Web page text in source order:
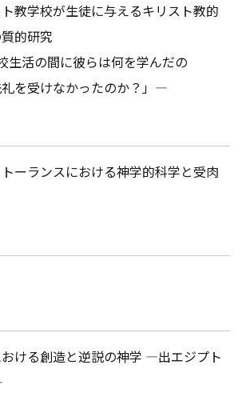
教学校が生徒に与えるキリスト教的
的研究
活の間に彼らは何を学んだの
を受けなかったのか？」―
ーランスにおける神学的科学と受肉
おける創造と逆説の神学 ―出エジプト